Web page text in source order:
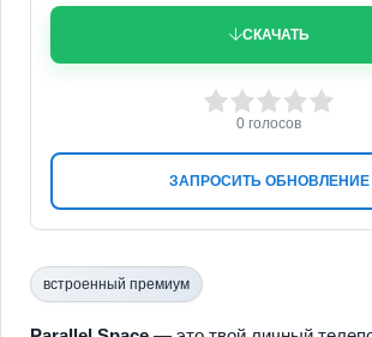
СКАЧАТЬ
ЗАПРОСИТЬ ОБНОВЛЕНИЕ
3 4 5
0 голосов
встроенный премиум